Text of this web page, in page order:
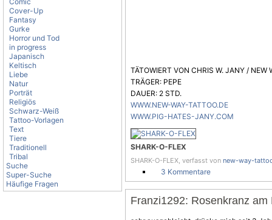
Cover-Up
Fantasy
Gurke
Horror und Tod
in progress
Japanisch
Keltisch
Liebe
Natur
Porträt
Religiös
Schwarz-Weiß
Tattoo-Vorlagen
Text
Tiere
Traditionell
Tribal
Suche
Super-Suche
Häufige Fragen
TÄTOWIERT VON CHRIS W. JANY / NEW
TRÄGER: PEPE
DAUER: 2 STD.
WWW.NEW-WAY-TATTOO.DE
WWW.PIG-HATES-JANY.COM
SHARK-O-FLEX
SHARK-O-FLEX, verfasst von new-way-
3 Kommentare
Franzi1292: Rosenkranz am